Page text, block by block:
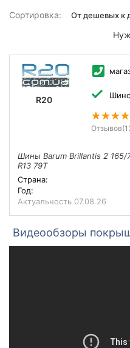
Сортировка:
R20
Отзывов
Шины Barum Brillantis 2 165/
R13 79T
Страна:
Год:
Актуальность 07.08.26
Видеообзоры